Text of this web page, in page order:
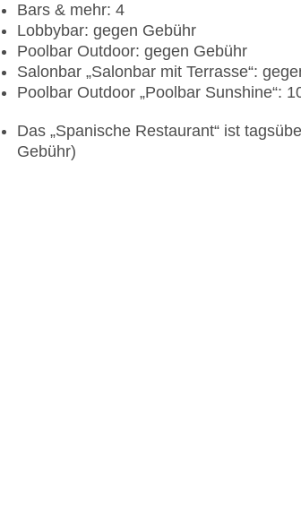
Bars & mehr: 4
Lobbybar: gegen Gebühr
Poolbar Outdoor: gegen Gebühr
Salonbar „Salonbar mit Terrasse“:
Poolbar Outdoor „Poolbar Sunshine“:
Das „Spanische Restaurant“ ist
Gebühr)